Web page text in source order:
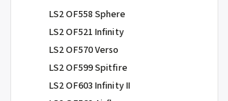
LS2 OF558 Sphere
LS2 OF521 Infinity
LS2 OF570 Verso
LS2 OF599 Spitfire
LS2 OF603 Infinity II